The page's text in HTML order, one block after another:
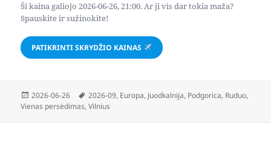
Ši kaina galiojo 2026-06-26, 21:00. Ar ji vis dar tokia maža?
Spauskite ir sužinokite!
PATIKRINTI SKRYDŽIO KAINAS
Paskelbta
2026-06-26 Žymos
2026-09, Europa, Juodkalnija, Podgorica, Ruduo,
Vienas persėdimas,Vilnius